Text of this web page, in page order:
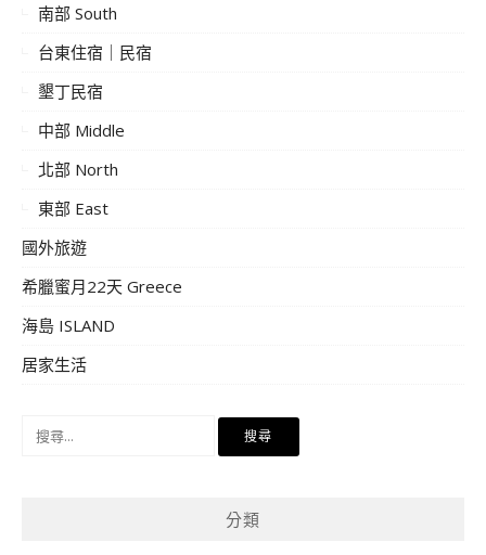
南部 South
台東住宿｜民宿
墾丁民宿
中部 Middle
北部 North
東部 East
國外旅遊
希臘蜜月22天 Greece
海島 ISLAND
居家生活
分類